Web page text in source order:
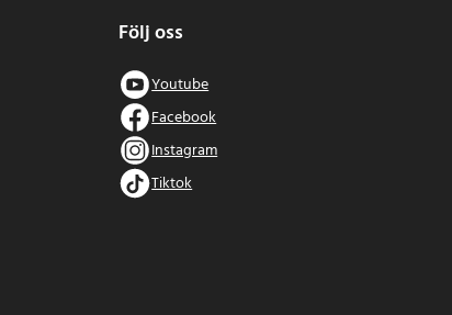
Följ oss
Youtube
Facebook
Instagram
Tiktok